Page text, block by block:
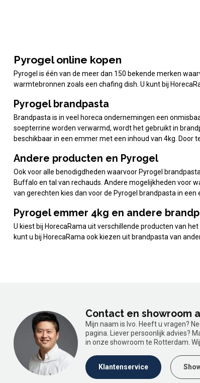
Pyrogel online kopen
Pyrogel is één van de meer dan 150 bekende merken
warmtebronnen zoals een chafing dish. U kunt bij
Pyrogel brandpasta
Brandpasta is in veel horeca ondernemingen een
soepterrine worden verwarmd, wordt het gebruikt in
beschikbaar in een emmer met een inhoud van 4kg. Door
Andere producten en Pyrogel
Ook voor alle benodigdheden waarvoor Pyrogel
Buffalo en tal van rechauds. Andere mogelijkheden voor
van gerechten kies dan voor de Pyrogel brandpasta in
Pyrogel emmer 4kg en andere
U kiest bij HorecaRama uit verschillende producten van
kunt u bij HorecaRama ook kiezen uit brandpasta van
Contact en showroom
Mijn naam is Ivo. Heeft u vragen?
pagina. Liever persoonlijk advies?
in onze showroom te Rotterdam.
Klantenservice